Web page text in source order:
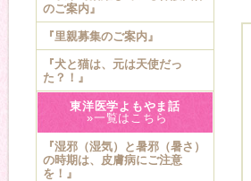
のご案内』
『里親募集のご案内』
『犬と猫は、元は天使だっ
た？！』
東洋医学よもやま話
»一覧はこちら
『湿邪（湿気）と暑邪（暑さ）
の時期は、皮膚病にご注意
を！』